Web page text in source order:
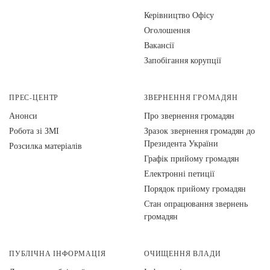
Керівництво Офісу
Оголошення
Вакансії
Запобігання корупції
ПРЕС-ЦЕНТР
Анонси
Робота зі ЗМІ
Розсилка матеріалів
ЗВЕРНЕННЯ ГРОМАДЯН
Про звернення громадян
Зразок звернення громадян до
Президента України
Графік прийому громадян
Електронні петиції
Порядок прийому громадян
Стан опрацювання звернень
громадян
ПУБЛІЧНА ІНФОРМАЦІЯ ОЧИЩЕННЯ ВЛАДИ